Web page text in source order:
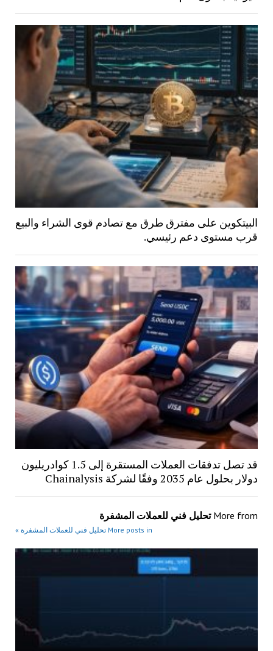
البيتكوين على مفترق طرق مع تصادم قوى الشراء والبيع
قرب مستوى دعم رئيسي.
قد تصل تدفقات العملات المستقرة إلى 1.5 كوادريليون
دولار بحلول عام 2035 وفقًا لشركة Chainalysis
More from تحليل فني للعملات المشفرة
More posts in تحليل فني للعملات المشفرة »